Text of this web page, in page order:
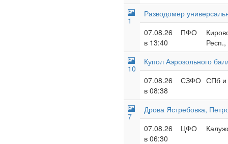
1
Разводомер
07.08.26
в 13:40
ПФО
10
Купол Аэрозольного
07.08.26
в 08:38
СЗФО СПб и
7
Дрова Ястребовка,
07.08.26
в 06:30
ЦФО